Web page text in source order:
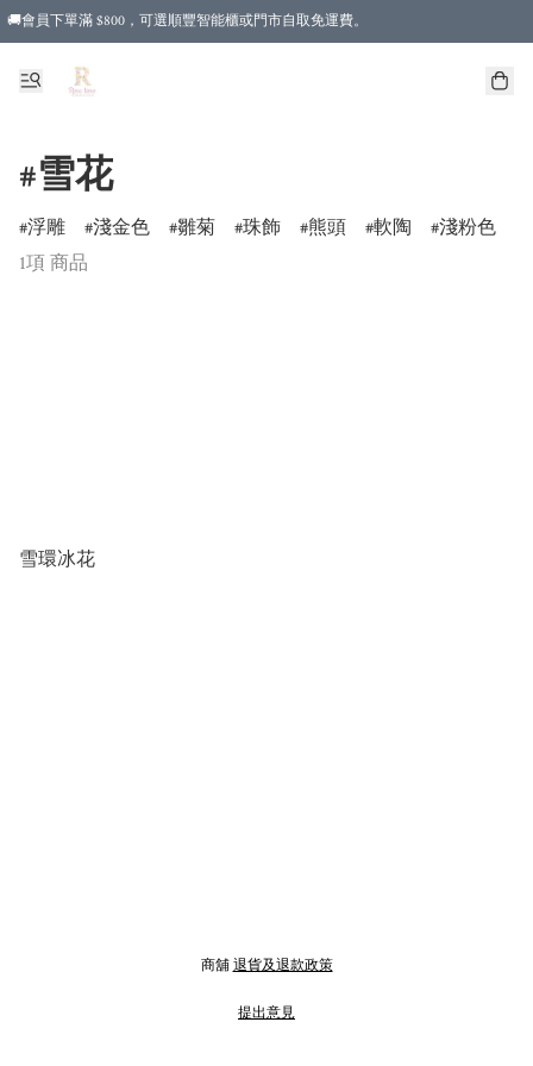
🚚會員下單滿 $800，可選順豐智能櫃或門市自取免運費。
#雪花
浮雕 淺金色 雛菊 珠飾 熊頭 軟陶 淺粉色
1項 商品
雪環冰花
商舖 退貨及退款政策
提出意見